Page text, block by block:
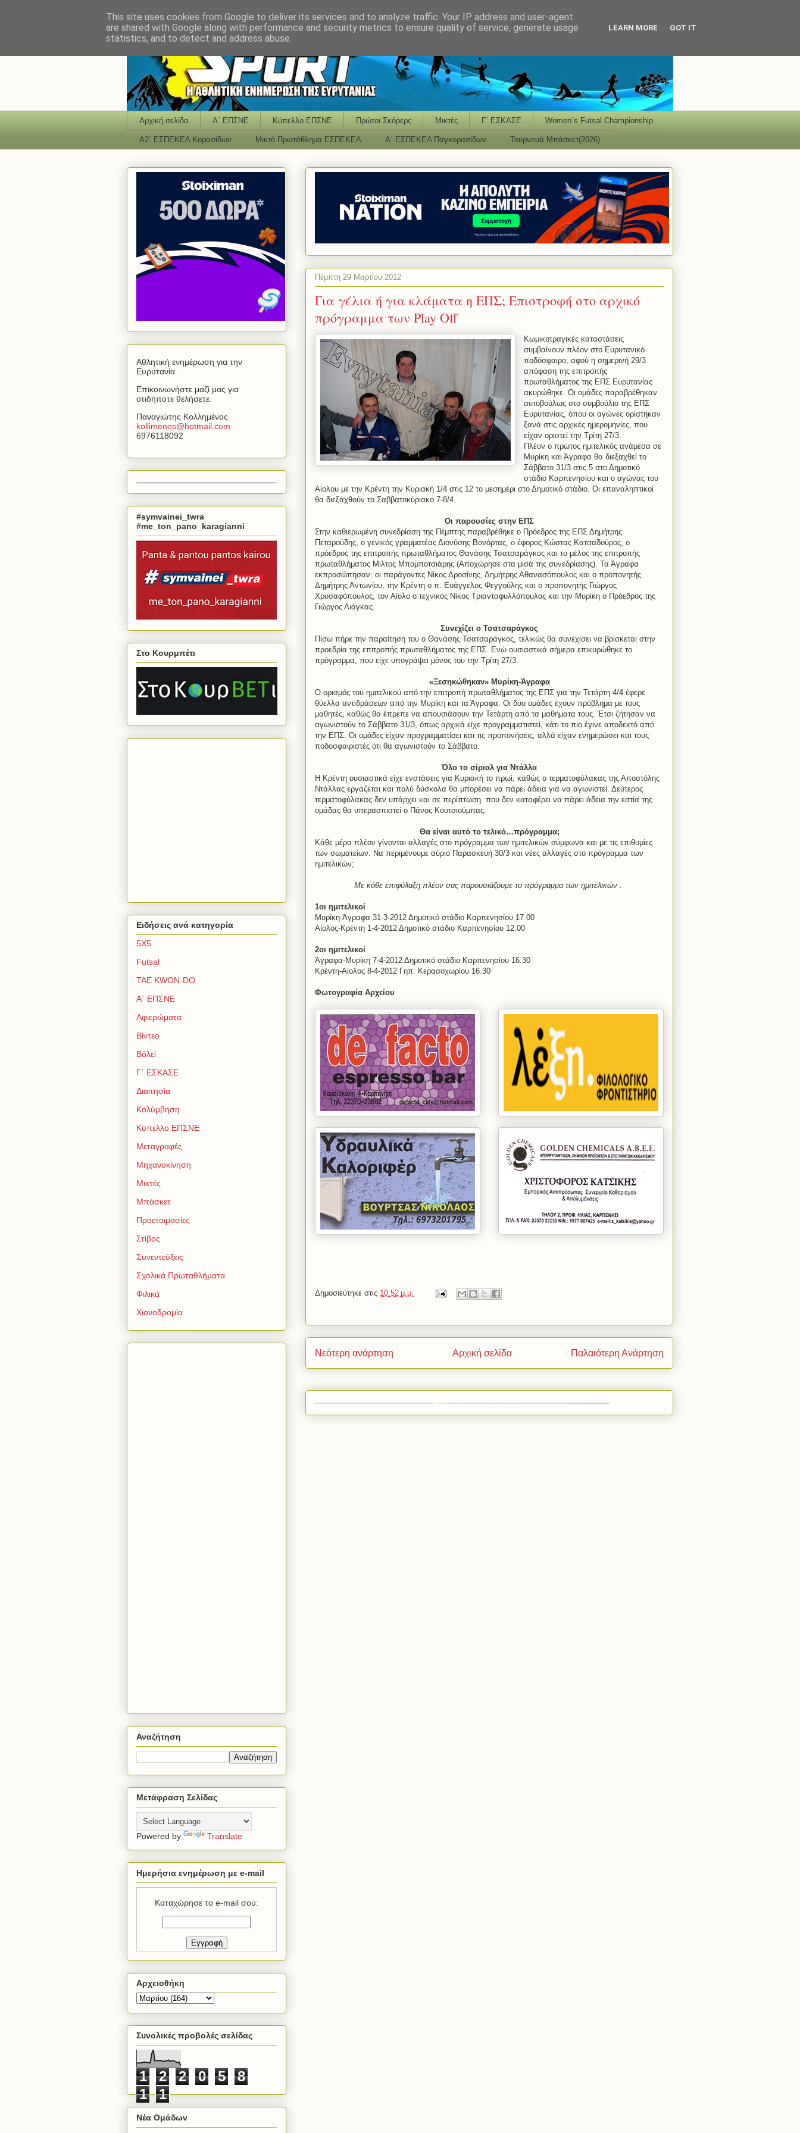
Αρχική σελίδα Α΄ ΕΠΣΝΕ Κύπελλο ΕΠΣΝΕ Πρώτοι Σκόρερς Μικτές Γ΄ ΕΣΚΑΣΕ Women΄s Futsal Championship
Α2΄ ΕΣΠΕΚΕΛ Κορασίδων Μικτό Πρωτάθλημα ΕΣΠΕΚΕΛ Α΄ ΕΣΠΕΚΕΛ Παγκορασίδων Τουρνουά Μπάσκετ(2026)
Πέμπτη 29 Μαρτίου 2012
Για γέλια ή για κλάματα η ΕΠΣ; Επιστροφή στο αρχικό
πρόγραμμα των Play Off
Κωμικοτραγικές καταστάσεις
συμβαίνουν πλέον στο Ευρυτανικό
ποδόσφαιρο, αφού η σημερινή 29/3
απόφαση της επιτροπής
πρωταθλήματος της ΕΠΣ Ευρυτανίας
ακυρώθηκε. Οι ομάδες παραβρέθηκαν
αυτοβούλως στο συμβούλιο της ΕΠΣ
Ευρυτανίας, όπου οι αγώνες ορίστηκαν
ξανά στις αρχικές ημερομηνίες, που
είχαν οριστεί την Τρίτη 27/3.
Πλέον ο πρώτος ημιτελικός ανάμεσα σε
Μυρίκη και Άγραφα θα διεξαχθεί το
Σάββατο 31/3 στις 5 στο Δημοτικό
στάδιο Καρπενησίου και ο αγώνας του
Αίολου με την Κρέντη την Κυριακή 1/4 στις 12 το μεσημέρι στο Δημοτικό στάδιο. Οι επαναληπτικοί
θα διεξαχθούν το Σαββατοκύριακο 7-8/4.
Οι παρουσίες στην ΕΠΣ
Στην καθιερωμένη συνεδρίαση της Πέμπτης παραβρέθηκε ο Πρόεδρος της ΕΠΣ Δημήτρης
Πεταρούδης, ο γενικός γραμματέας Διονύσης Βονόρτας, ο έφορος Κώστας Κατσαδούρος, ο
πρόεδρος της επιτροπής πρωταθλήματος Θανάσης Τσατσαράγκος και το μέλος της επιτροπής
πρωταθλήματος Μίλτος Μπομποτσιάρης (Αποχώρησε στα μισά της συνεδρίασης). Τα Άγραφα
εκπροσώπησαν: οι παράγοντες Νίκος Δροσίνης, Δημήτρης Αθανασόπουλος και ο προπονητής
Δημήτρης Αντωνίου, την Κρέντη ο π. Ευάγγελος Φεγγούλης και ο προπονητής Γιώργος
Χρυσαφόπουλος, τον Αίολο ο τεχνικός Νίκος Τριανταφυλλόπουλος και την Μυρίκη ο Πρόεδρος της
Γιώργος Λιάγκας.
Συνεχίζει ο Τσατσαράγκος
Πίσω πήρε την παραίτηση του ο Θανάσης Τσατσαράγκος, τελικώς θα συνεχίσει να βρίσκεται στην
προεδρία της επιτροπής πρωταθλήματος της ΕΠΣ. Ενώ ουσιαστικά σήμερα επικυρώθηκε το
πρόγραμμα, που είχε υπογράψει μόνος του την Τρίτη 27/3.
«Ξεσηκώθηκαν» Μυρίκη-Άγραφα
Ο ορισμός του ημιτελικού από την επιτροπή πρωταθλήματος της ΕΠΣ για την Τετάρτη 4/4 έφερε
θύελλα αντιδράσεων από την Μυρίκη και τα Άγραφα. Οι δυο ομάδες έχουν πρόβλημα με τους
μαθητές, καθώς θα έπρεπε να απουσιάσουν την Τετάρτη από τα μαθήματα τους. Έτσι ζήτησαν να
αγωνιστούν το Σάββατο 31/3, όπως αρχικά είχε προγραμματιστεί, κάτι το πιο έγινε αποδεκτό από
την ΕΠΣ. Οι ομάδες είχαν προγραμματίσει και τις προπονήσεις, αλλά είχαν ενημερώσει και τους
ποδοσφαιριστές ότι θα αγωνιστούν το Σάββατο.
Όλο το σίριαλ για Ντάλλα
Η Κρέντη ουσιαστικά είχε ενστάσεις για Κυριακή το πρωί, καθώς ο τερματοφύλακας της Αποστόλης
Ντάλλας εργάζεται και πολύ δύσκολα θα μπορέσει να πάρει άδεια για να αγωνιστεί. Δεύτερος
τερματοφύλακας δεν υπάρχει και σε περίπτωση που δεν καταφέρει να πάρει άδεια την εστία της
ομάδας θα υπερασπιστεί ο Πάνος Κουτσιούμπας.
Θα είναι αυτό το τελικό…πρόγραμμα;
Κάθε μέρα πλέον γίνονται αλλαγές στο πρόγραμμα των ημιτελικών σύμφωνα και με τις επιθυμίες
των σωματείων. Να περιμένουμε αύριο Παρασκευή 30/3 και νέες αλλαγές στο πρόγραμμα των
ημιτελικών;
Με κάθε επιφύλαξη πλέον σας παρουσιάζουμε το πρόγραμμα των ημιτελικών :
1οι ημιτελικοί
Μυρίκη-Άγραφα 31-3-2012 Δημοτικό στάδιο Καρπενησίου 17.00
Αίολος-Κρέντη 1-4-2012 Δημοτικό στάδιο Καρπενησίου 12.00
2οι ημιτελικοί
Άγραφα-Μυρίκη 7-4-2012 Δημοτικό στάδιο Καρπενησίου 16.30
Κρέντη-Αίολος 8-4-2012 Γηπ. Κερασοχωρίου 16.30
Φωτογραφία Αρχείου
Δημοσιεύτηκε στις 10:52 μ.μ.
Νεότερη ανάρτηση Παλαιότερη Ανάρτηση
Αρχική σελίδα
Αθλητική ενημέρωση για την
Ευρυτανία.
Επικοινωνήστε μαζί μας για
οτιδήποτε θελήσετε.
Παναγιώτης Κολλημένος
kollimenos@hotmail com
6976118092
#symvainei_twra
#me_ton_pano_karagianni
Στο Κουρμπέτι
Ειδήσεις ανά κατηγορία
5Χ5
Futsal
TAE KWON-DO
Α΄ ΕΠΣΝΕ
Αφιερώματα
Βίντεο
Βόλεϊ
Γ΄ ΕΣΚΑΣΕ
Διαιτησία
Κολύμβηση
Κύπελλο ΕΠΣΝΕ
Μεταγραφές
Μηχανοκίνηση
Μικτές
Μπάσκετ
Προετοιμασίες
Στίβος
Συνεντεύξεις
Σχολικά Πρωταθλήματα
Φιλικά
Χιονοδρομία
Αναζήτηση
Μετάφραση Σελίδας
Powered by Translate
Ημερήσια ενημέρωση με e-mail
Καταχώρησε το e-mail σου:
Αρχειοθήκη
Συνολικές προβολές σελίδας
1 2 2 0 5
8
1
1
Νέα Ομάδων
This site uses cookies from Google to deliver its services and to analyze traffic. Your IP address and user-agent
are shared with Google along with performance and security metrics to ensure quality of service, generate usage
statistics, and to detect and address abuse.
LEARN MORE GOT IT